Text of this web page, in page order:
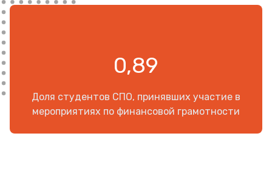
0,89
Доля студентов СПО, принявших участие в
мероприятиях по финансовой грамотности